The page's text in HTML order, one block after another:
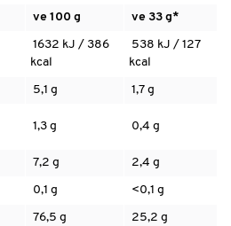
ve 100 g ve 33 g*
1632 kJ / 386
kcal
538 kJ / 127
kcal
5,1 g 1,7 g
1,3 g 0,4 g
7,2 g 2,4 g
0,1 g <0,1 g
76,5 g 25,2 g